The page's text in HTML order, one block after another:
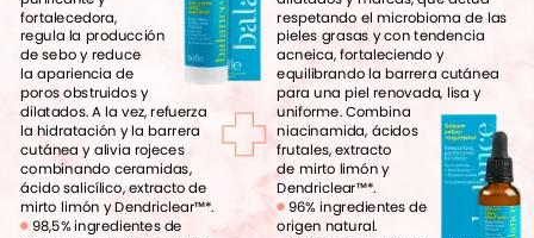
fortalecedora,
regula la producción
de seboyreduce
la apariencia de
porosobstruidos y
dilatados.A la vez,refuerza
la hidratación yla barrera
cutánea y alivia rojeces
combinando ceramidas,
ácidosalicílico,extracto de
mirto limón yDendriclear™*.
98,5%ingredientes de
respetando el microbioma de las
pieles grasas ycon tendencia
acneica,fortaleciendo y
equilibrandola barrera cutánea
para una piel renovada, lisa y
uniforme.Combina
niacinamida, ácidos
frutales,extracto
de mirto limón y
Dendriclear™*.
96% ingredientes de
origen natural.